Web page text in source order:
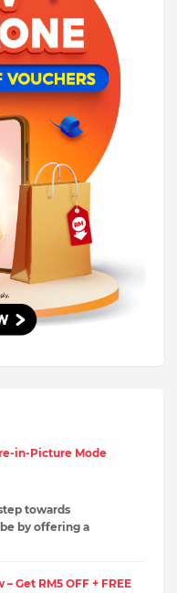
in-Picture Mode
towards
by offering a
Get RM5 OFF + FREE